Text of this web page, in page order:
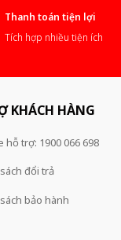
Thanh toán tiện lợi
Tích hợp nhiều tiện ích
KHÁCH HÀNG
hỗ trợ: 1900 066 698
đổi trả
bảo hành